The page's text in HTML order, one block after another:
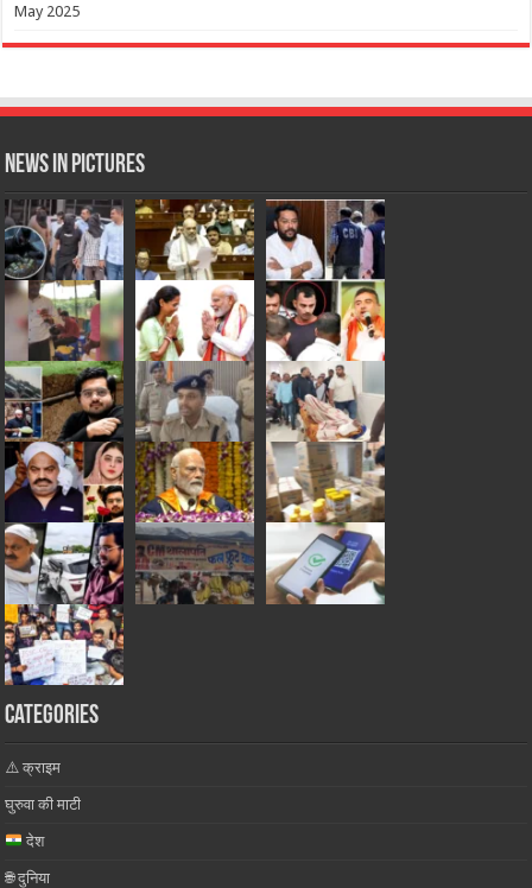
May 2025
News in Pictures
Categories
⚠️ क्राइम
घुरुवा की माटी
देश
🌐 दुनिया